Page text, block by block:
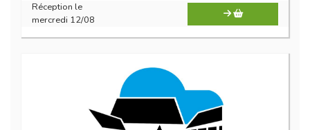
Réception le
mercredi 12/08